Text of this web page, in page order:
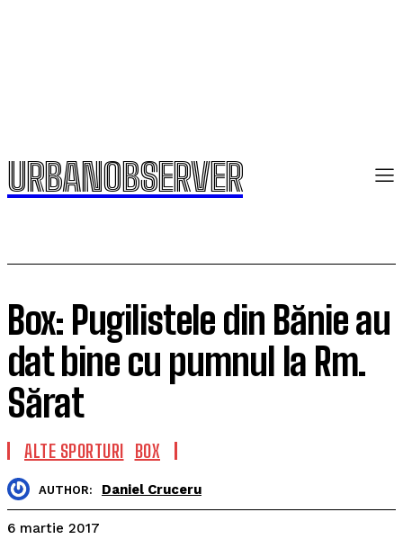
URBANOBSERVER
Box: Pugilistele din Bănie au
dat bine cu pumnul la Rm.
Sărat
ALTE SPORTURI BOX
AUTHOR: Daniel Cruceru
6 martie 2017